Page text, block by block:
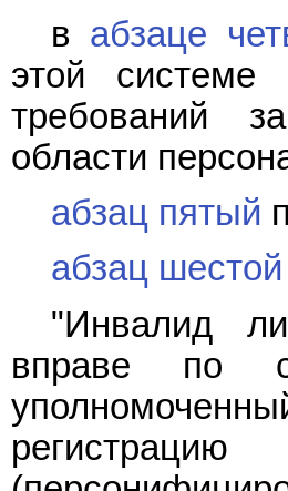
в абзаце
этой
требований
области
абзац пятый
абзац шестой
"Инвалид
вправе по